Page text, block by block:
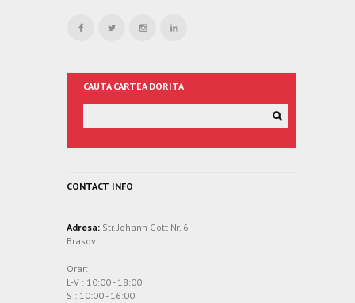
CAUTA CARTEA DORITA
CONTACT INFO
Adresa: Str. Johann Gott Nr. 6
Brasov
Orar:
L-V : 10:00 - 18:00
S : 10:00 - 16:00